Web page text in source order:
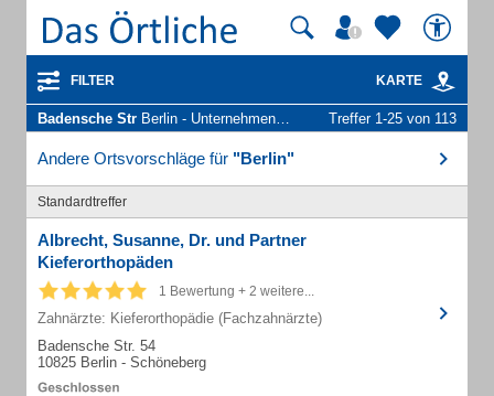
FILTER KARTE
Badensche Str Berlin - Unternehmen und Personen Treffer 1-25 von 113
Andere Ortsvorschläge für "Berlin"
Standardtreffer
Albrecht, Susanne, Dr. und Partner
Kieferorthopäden
1 Bewertung + 2 weitere...
Zahnärzte: Kieferorthopädie (Fachzahnärzte)
Badensche Str. 54
10825 Berlin - Schöneberg